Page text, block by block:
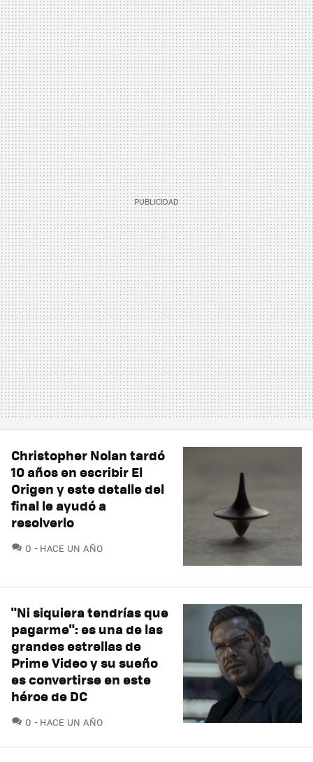
Christopher Nolan tardó
10 años en escribir El
Origen y este detalle del
final le ayudó a
resolverlo
0 COMENTARIOS
HACE UN AÑO
"Ni siquiera tendrías que
pagarme": es una de las
grandes estrellas de
Prime Video y su sueño
es convertirse en este
héroe de DC
0 COMENTARIOS
HACE UN AÑO